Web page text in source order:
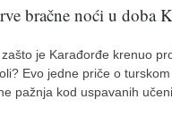
bračne noći u doba
je Karađorđe krenuo
Evo jedne priče o
pažnja kod uspavanih